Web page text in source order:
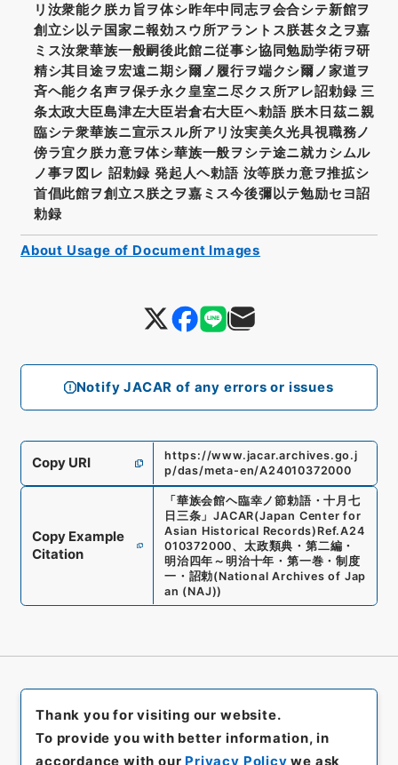
Notify JACAR of any errors or issues
リ汝衆能ク朕カ旨ヲ体シ昨年中同志ヲ会合シテ新館ヲ
創立シ以テ国家ニ報効スウ所アラントス朕甚タ之ヲ嘉
ミス汝衆華族一般嗣後此館ニ従事シ協同勉励学術ヲ研
精シ其目途ヲ宏遠ニ期シ爾ノ履行ヲ端クシ爾ノ家道ヲ
斉ヘ能ク名声ヲ保チ永ク皇室ニ尽クス所アレ詔勅録 三
条太政大臣島津左大臣岩倉右大臣ヘ勅語 朕木日茲ニ親
臨シテ衆華族ニ宣示スル所アリ汝実美久光具視職務ノ
傍ラ宜ク朕カ意ヲ体シ華族一般ヲシテ途ニ就カシムル
ノ事ヲ図レ 詔勅録 発起人ヘ勅語 汝等朕カ意ヲ推拡シ
首倡此館ヲ創立ス朕之ヲ嘉ミス今後彌以テ勉励セヨ詔
勅録
Copy URI
https://www.jacar.archives.go.j
p/das/meta-en/A24010372000
Copy Example
Citation
「華族会館ヘ臨幸ノ節勅語・十月七
日三条 」JACAR(Japan Center for
Asian Historical Records) Ref.A24
010372000、 太政類典・第二編・
明治四年～明治十年・第一巻・制度
一・詔勅(National Archives of Jap
an (NAJ))
About Usage of Document Images
Thank you for visiting our website.
To provide you with better information, in
accordance with our Privacy Policy we ask